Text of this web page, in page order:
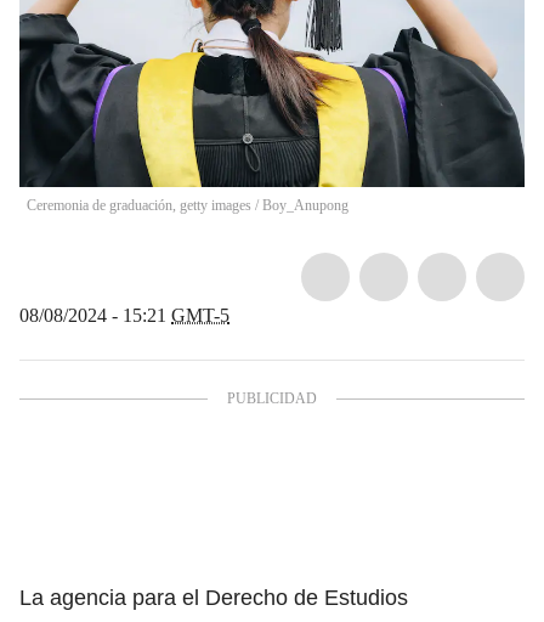
Ceremonia de graduación, getty images / Boy_Anupong
08/08/2024 - 15:21 GMT-5
La agencia para el Derecho de Estudios